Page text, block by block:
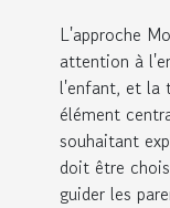
L'approche
attention à
l'enfant, et la
élément
souhaitant
doit être
guider les